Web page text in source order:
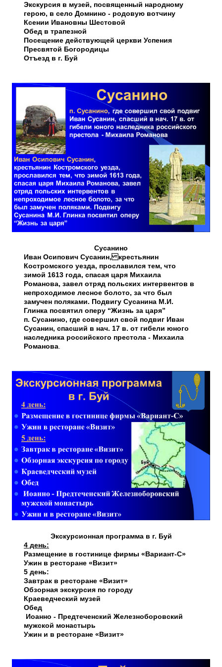
Экскурсия в музей, посвященный народному
герою, в село Домнино - родовую вотчину
Ксении Ивановны Шестовой
Обед в трапезной
Посещение действующей церкви Успения
Пресвятой Богородицы
Отъезд в г. Буй
Сусанино
Иван Осипович Сусанин, крестьянин
Костромского уезда, прославился тем, что
зимой 1613 года, спасая царя Михаила
Романова, завел отряд польских интервентов в
непроходимое лесное болото, за что был
замучен поляками. Подвигу Сусанина М.И.
Глинка посвятил оперу “Жизнь за царя”
п. Сусанино, где совершил свой подвиг Иван
Сусанин, спасший в нач. 17 в. от гибели юного
наследника российского престола - Михаила
Романова
Экскурсионная программа в г. Буй
4 день:
Размещение в гостинице фирмы «Вариант-С»
Ужин в ресторане «Визит»
5 день:
Завтрак в ресторане «Визит»
Обзорная экскурсия по городу
Краеведческий музей
Обед
Иоанно - Предтеченский Железноборовский
мужской монастырь
Ужин и в ресторане «Визит»